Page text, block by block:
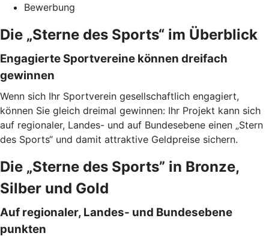
Bewerbung
Die „Sterne des Sports“ im Überblick
Engagierte Sportvereine können dreifach
gewinnen
Wenn sich Ihr Sportverein gesellschaftlich engagiert,
können Sie gleich dreimal gewinnen: Ihr Projekt kann sich
auf regionaler, Landes- und auf Bundesebene einen „Stern
des Sports“ und damit attraktive Geldpreise sichern.
Die „Sterne des Sports” in Bronze,
Silber und Gold
Auf regionaler, Landes- und Bundesebene
punkten